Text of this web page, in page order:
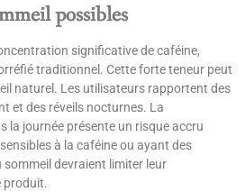
possibles
significative de caféine,
traditionnel. Cette forte teneur peut
naturel. Les utilisateurs rapportent des
et des réveils nocturnes. La
la journée présente un risque accru
à la caféine ou ayant des
devraient limiter leur
produit.